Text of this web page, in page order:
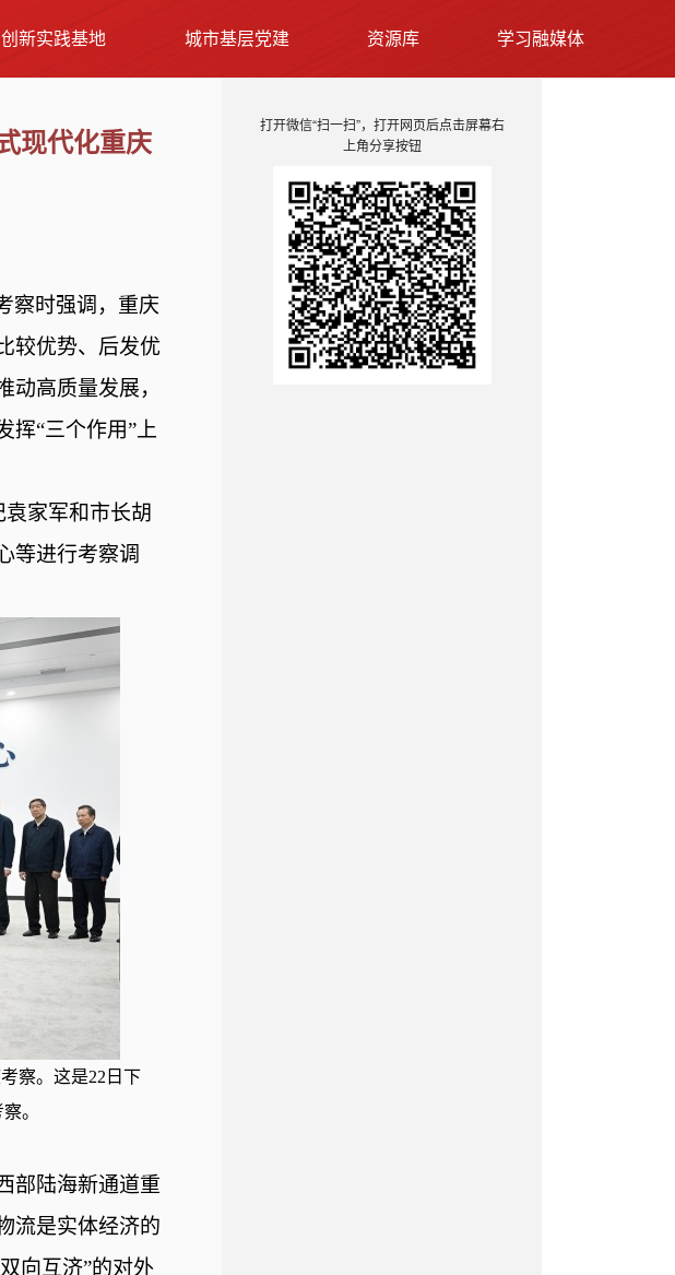
创新实践基地 城市基层党建 资源库 学习融媒体
现代化重庆
察时强调，重庆
较优势、后发优
高质量发展，
挥“三个作用”上
家军和市长胡
等进行考察调
察。这是22日下
。
部陆海新通道重
流是实体经济的
向互济”的对外
打开微信“扫一扫”，打开网页后点击屏幕右
上角分享按钮